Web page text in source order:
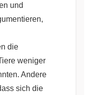
und
die
weniger
Andere
sich die